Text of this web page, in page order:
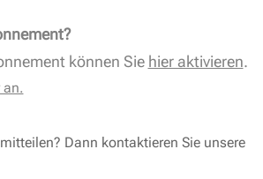
können Sie hier aktivieren.
an.
Dann kontaktieren Sie unsere